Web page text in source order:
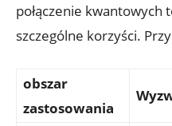
połączenie kwantowych
szczególne korzyści.
obszar
zastosowania